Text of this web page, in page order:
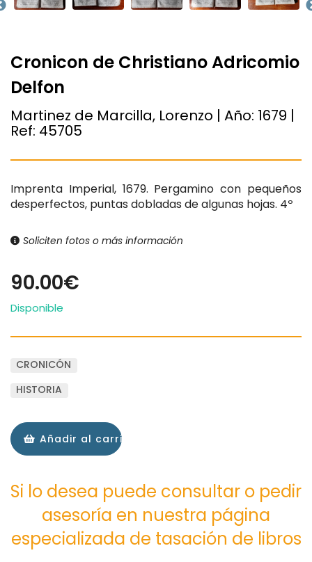
Cronicon de Christiano Adricomio
Delfon
Martinez de Marcilla, Lorenzo | Año: 1679 |
Ref: 45705
Imprenta Imperial, 1679. Pergamino con pequeños
desperfectos, puntas dobladas de algunas hojas. 4º
Soliciten fotos o más información
90.00€
Disponible
CRONICÓN
HISTORIA
Añadir al carrito
Si lo desea puede consultar o pedir
asesoría en nuestra página
especializada de tasación de libros